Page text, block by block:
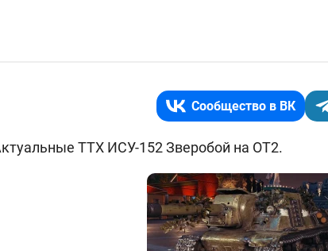
Сообщество в ВК
ТТХ ИСУ-152 Зверобой на ОТ2.